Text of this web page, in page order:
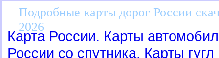
Подробные карты дорог России
2026
Карта России. Карты
России со спутника. Карты